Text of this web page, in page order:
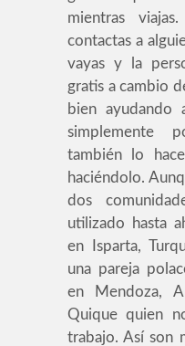
mientras
contactas a
vayas y la
gratis a cambio
bien ayudando
simplemente
también lo
haciéndolo.
dos
utilizado hasta
en Isparta,
una pareja
en Mendoza,
Quique quien
trabajo. Así son